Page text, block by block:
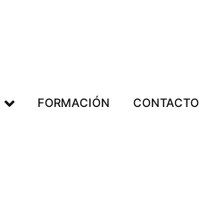
FORMACIÓN CONTACTO